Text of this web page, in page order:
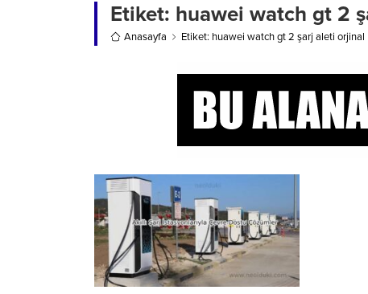
Etiket: huawei watch gt 2
Anasayfa Etiket: huawei watch gt 2 şarj aleti orjinal